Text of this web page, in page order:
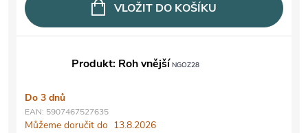
VLOŽIT DO KOŠÍKU
Produkt: Roh vnější NGOZ28
Do 3 dnů
EAN: 5907467527635
Můžeme doručit do 13.8.2026